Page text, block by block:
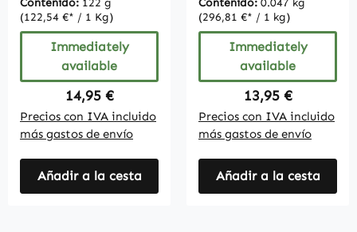
(122,54 €* / 1 Kg)
Immediately
available
Regular price:
14,95 €
Precios con IVA incluido
más gastos de envío
Añadir a la cesta
(296,81 €* / 1 kg)
Immediately
available
Regular price:
13,95 €
Precios con IVA incluido
más gastos de envío
Añadir a la cesta